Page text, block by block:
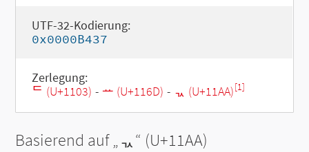
UTF-32-Kodierung:
0x0000B437
Zerlegung:
ᄃ (U+1103) - ᅭ (U+116D) - ᆪ (U+11AA)[1]
Basierend auf „ᆪ“ (U+11AA)